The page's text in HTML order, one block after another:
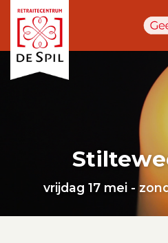
vrijdag 17 mei -